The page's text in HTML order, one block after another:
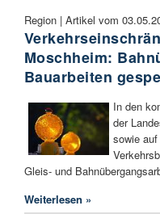
Region | Artikel vom
Moschheim:
Bauarbeiten
In den
der
sowie
Gleis- und
Weiterlesen »